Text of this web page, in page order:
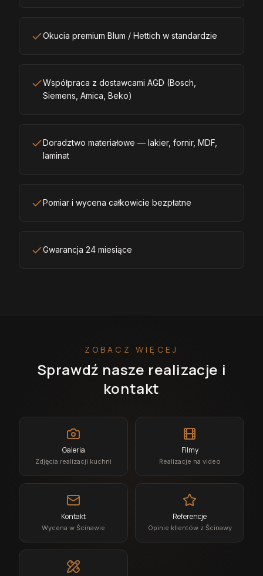
Okucia premium Blum / Hettich w standardzie
Współpraca z dostawcami AGD (Bosch,
Siemens, Amica, Beko)
Doradztwo materiałowe — lakier, fornir, MDF,
laminat
Pomiar i wycena całkowicie bezpłatne
Gwarancja 24 miesiące
ZOBACZ WIĘCEJ
Sprawdź nasze realizacje i
kontakt
Galeria
Zdjęcia realizacji kuchni
Filmy
Realizacje na video
Kontakt
Wycena w Ścinawie
Referencje
Opinie klientów z Ścinawy